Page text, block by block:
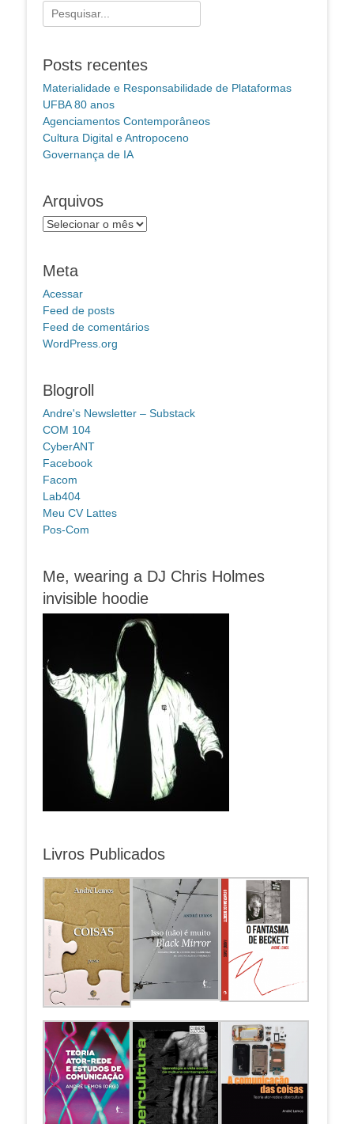
Pesquisar
por:
Posts recentes
Materialidade e Responsabilidade de Plataformas
UFBA 80 anos
Agenciamentos Contemporâneos
Cultura Digital e Antropoceno
Governança de IA
Arquivos
Arquivos
Meta
Acessar
Feed de posts
Feed de comentários
WordPress.org
Blogroll
Andre's Newsletter – Substack
COM 104
CyberANT
Facebook
Facom
Lab404
Meu CV Lattes
Pos-Com
Me, wearing a DJ Chris Holmes
invisible hoodie
Livros Publicados